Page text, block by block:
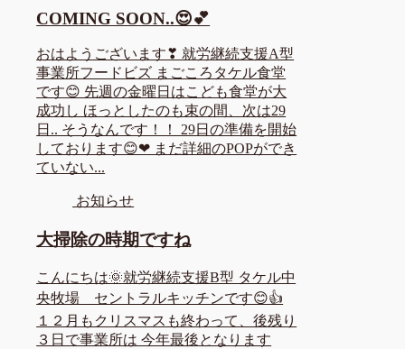
COMING SOON..😍💕
おはようございます❣ 就労継続支援A型
事業所フードビズ まごころタケル食堂
です😊 先週の金曜日はこども食堂が大
成功し ほっとしたのも束の間、次は29
日.. そうなんです！！ 29日の準備を開始
しております😊❤ まだ詳細のPOPができ
ていない...
お知らせ
大掃除の時期ですね
こんにちは🌞就労継続支援B型 タケル中
央牧場 セントラルキッチンです😊👍
１２月もクリスマスも終わって、後残り
３日で事業所は 今年最後となります